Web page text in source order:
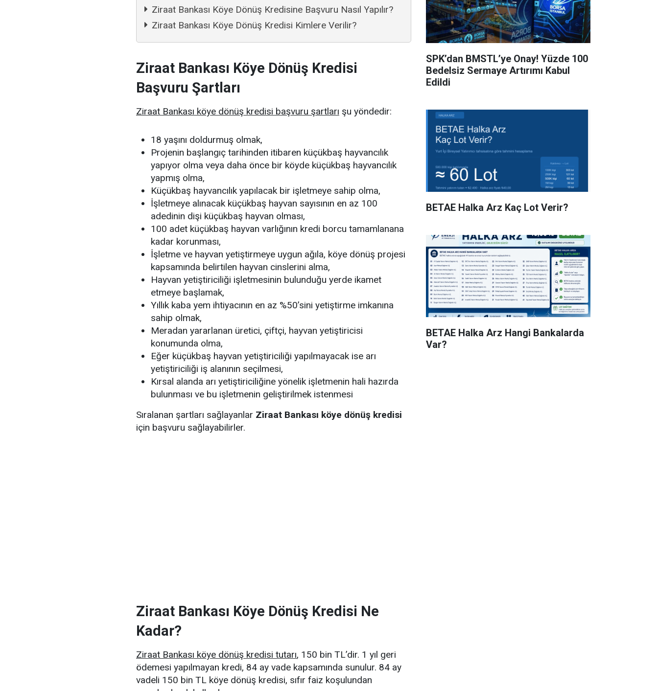
Ziraat Bankası Köye Dönüş Kredisine Başvuru Nasıl Yapılır?
Ziraat Bankası Köye Dönüş Kredisi Kimlere Verilir?
Ziraat Bankası Köye Dönüş Kredisi
Başvuru Şartları
Ziraat Bankası köye dönüş kredisi başvuru şartları şu yöndedir:
18 yaşını doldurmuş olmak,
Projenin başlangıç tarihinden itibaren küçükbaş hayvancılık
yapıyor olma veya daha önce bir köyde küçükbaş hayvancılık
yapmış olma,
Küçükbaş hayvancılık yapılacak bir işletmeye sahip olma,
İşletmeye alınacak küçükbaş hayvan sayısının en az 100
adedinin dişi küçükbaş hayvan olması,
100 adet küçükbaş hayvan varlığının kredi borcu tamamlanana
kadar korunması,
İşletme ve hayvan yetiştirmeye uygun ağıla, köye dönüş projesi
kapsamında belirtilen hayvan cinslerini alma,
Hayvan yetiştiriciliği işletmesinin bulunduğu yerde ikamet
etmeye başlamak,
Yıllık kaba yem ihtiyacının en az %50’sini yetiştirme imkanına
sahip olmak,
Meradan yararlanan üretici, çiftçi, hayvan yetiştiricisi
konumunda olma,
Eğer küçükbaş hayvan yetiştiriciliği yapılmayacak ise arı
yetiştiriciliği iş alanının seçilmesi,
Kırsal alanda arı yetiştiriciliğine yönelik işletmenin hali hazırda
bulunması ve bu işletmenin geliştirilmek istenmesi
Sıralanan şartları sağlayanlar Ziraat Bankası köye dönüş kredisi
için başvuru sağlayabilirler.
Ziraat Bankası Köye Dönüş Kredisi Ne
Kadar?
Ziraat Bankası köye dönüş kredisi tutarı, 150 bin TL’dir. 1 yıl geri
ödemesi yapılmayan kredi, 84 ay vade kapsamında sunulur. 84 ay
vadeli 150 bin TL köye dönüş kredisi, sıfır faiz koşulundan
SPK’dan BMSTL’ye Onay! Yüzde 100
Bedelsiz Sermaye Artırımı Kabul
Edildi
BETAE Halka Arz Kaç Lot Verir?
BETAE Halka Arz Hangi Bankalarda
Var?